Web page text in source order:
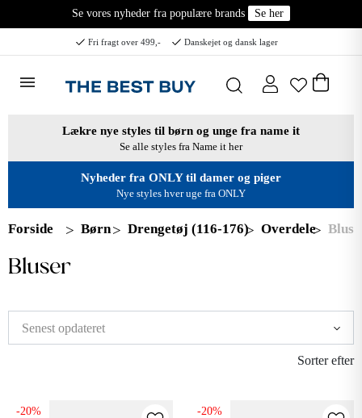
Se vores nyheder fra populære brands Se her
Fri fragt over 499,- Danskejet og dansk lager
Lækre nye styles til børn og unge fra name it
Se alle styles fra Name it her
Nyheder fra ONLY til damer og piger
Nye styles hver uge fra ONLY
Forside Børn Drengetøj (116-176) Overdele
Bluser
Sorter efter
-20% -20%